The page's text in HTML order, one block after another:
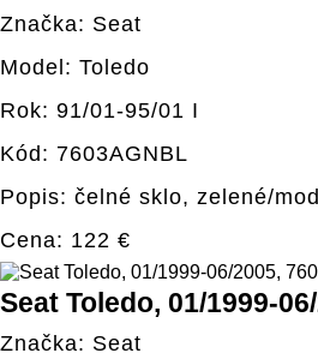
Značka: Seat
Model: Toledo
Rok: 91/01-95/01 I
Kód: 7603AGNBL
Popis: čelné sklo, zelené/
Cena: 122 €
Seat Toledo, 01/1999-
Značka: Seat